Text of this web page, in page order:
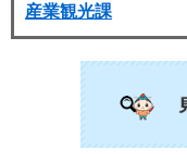
産業観光課